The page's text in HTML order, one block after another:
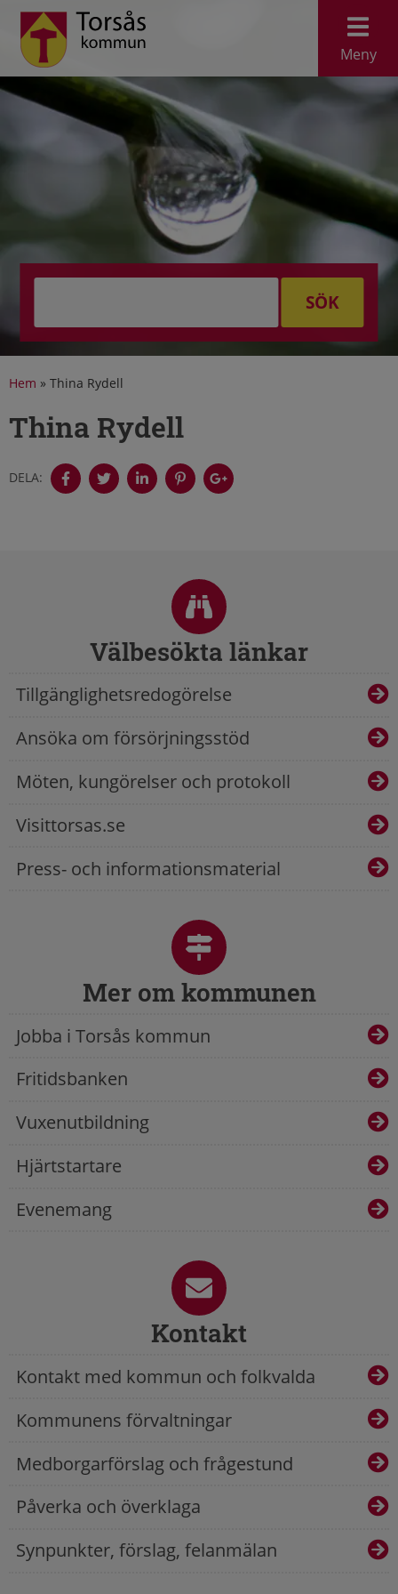
Meny
SÖK
Hem » Thina Rydell
Thina Rydell
DELA:
Välbesökta länkar
Tillgänglighetsredogörelse
Ansöka om försörjningsstöd
Möten, kungörelser och protokoll
Visittorsas.se
Press- och informationsmaterial
Mer om kommunen
Jobba i Torsås kommun
Fritidsbanken
Vuxenutbildning
Hjärtstartare
Evenemang
Kontakt
Kontakt med kommun och folkvalda
Kommunens förvaltningar
Medborgarförslag och frågestund
Påverka och överklaga
Synpunkter, förslag, felanmälan